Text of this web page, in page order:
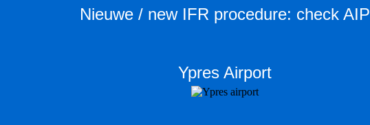
Nieuwe / new IFR procedure: check AIP
Ypres Airport